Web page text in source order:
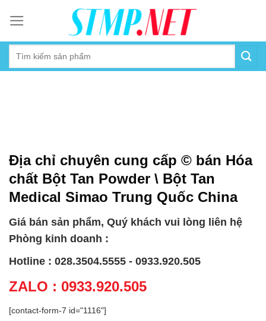
content
Địa chỉ chuyên cung cấp © bán Hóa
chất Bột Tan Powder \ Bột Tan
Medical Simao Trung Quốc China
Giá bán sản phẩm, Quý khách vui lòng liên hệ
Phòng kinh doanh :
Hotline : 028.3504.5555 - 0933.920.505
ZALO : 0933.920.505
[contact-form-7 id="1116"]